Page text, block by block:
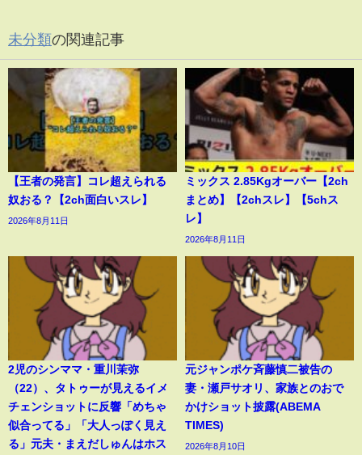
未分類の関連記事
【王者の発言】コレ超えられる
奴おる？【2ch面白いスレ】
2026年8月11日
ミックス 2.85Kgオーバー【2ch
まとめ】【2chスレ】【5chス
レ】
2026年8月11日
2児のシンママ・重川茉弥
（22）、タトゥーが見えるイメ
チェンショットに反響「めちゃ
似合ってる」「大人っぽく見え
る」元夫・まえだしゅんはホス
元ジャンポケ斉藤慎二被告の
妻・瀬戸サオリ、家族とのおで
かけショット披露(ABEMA
TIMES)
2026年8月10日